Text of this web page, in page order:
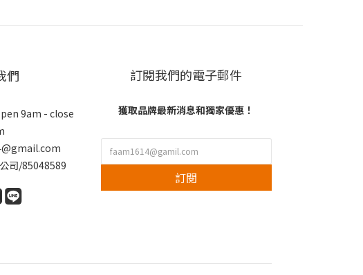
們
9am - close
司/85048589
訂閱我們的電子郵件
獲取品牌最新消息和獨家優惠！
訂閱